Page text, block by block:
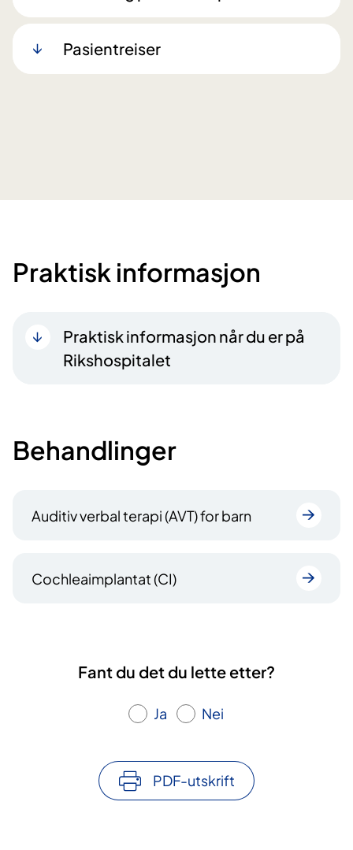
Pasientreiser
Praktisk informasjon
Praktisk informasjon når du er på
Rikshospitalet
Behandlinger
Auditiv verbal terapi (AVT) for barn
Cochleaimplantat (CI)
Fant du det du lette etter?
Ja Nei
PDF-utskrift